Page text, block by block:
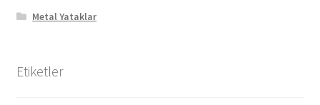
Metal Yataklar
Etiketler